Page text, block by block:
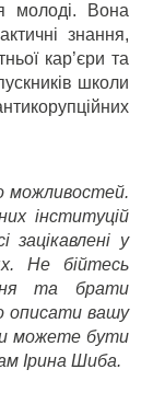
молоді. Вона
знання,
кар’єри та
школи
можливостей.
інституцій
зацікавлені у
Не бійтесь
та брати
описати вашу
можете бути
Ірина Шиба.